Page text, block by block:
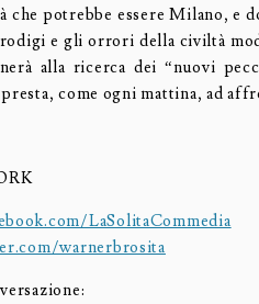
che potrebbe essere Milano, e
e gli orrori della civiltà
alla ricerca dei “nuovi
come ogni mattina, ad
LaSolitaCommedia
warnerbrosita